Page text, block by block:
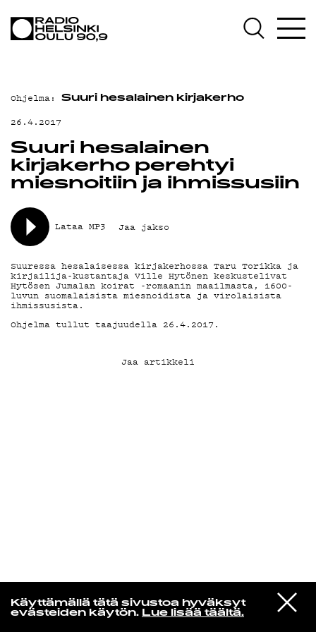
Käyttämällä tätä sivustoa hyväksyt
evästeiden käytön. Lue lisää täältä.
VIESTI
STUDIOON
Cal Tjader
Fried Bananas
AJANKOHTAISTA
TEKIJÄT
ON-DEMAND
PODCAST
MAINOSTA
YHTEYSTIEDOT
G LIVELAB
YSTÄVÄKLUBI
TIETOSUOJA
Ohjelma: Suuri hesalainen kirjakerho
26.4.2017
Suuri hesalainen
kirjakerho perehtyi
miesnoitiin ja ihmissusiin
Lataa MP3 Jaa jakso
Suuressa hesalaisessa kirjakerhossa Taru Torikka ja
kirjailija-kustantaja Ville Hytönen keskustelivat
Hytösen Jumalan koirat -romaanin maailmasta, 1600-
luvun suomalaisista miesnoidista ja virolaisista
ihmissusista.
Ohjelma tullut taajuudella 26.4.2017.
Jaa artikkeli